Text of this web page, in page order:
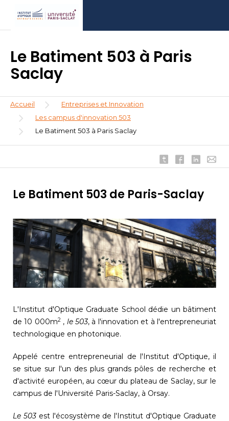
contenu
menu
la
Le Batiment 503 à Paris
Saclay
Fil
d'Ariane
Accueil
Entreprises et Innovation
Les campus d'innovation 503
Le Batiment 503 à Paris Saclay
Le Batiment 503 de Paris-Saclay
L'Institut d'Optique Graduate School dédie un bâtiment
de 10 000m2, le 503, à l'innovation et à l'entrepreneuriat
technologique en photonique.
Appelé centre entrepreneurial de l'Institut d'Optique, il
se situe sur l'un des plus grands pôles de recherche et
d'activité européen, au cœur du plateau de Saclay, sur le
campus de l'Université Paris-Saclay, à Orsay.
Le 503est l'écosystème de l'Institut d'Optique Graduate